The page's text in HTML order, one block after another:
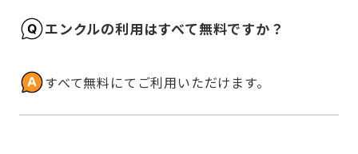
エンクルの利用はすべて無料ですか？
すべて無料にてご利用いただけます。